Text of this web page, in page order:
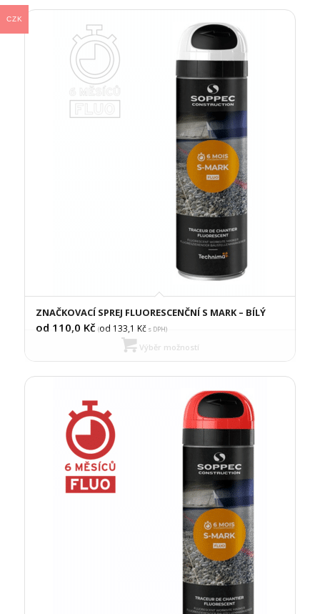
ZNAČKOVACÍ SPREJ FLUORESCENČNÍ S MARK – BÍLÝ
od 110,0 Kč (od 133,1 Kčs DPH)
Výběr možností
CZK